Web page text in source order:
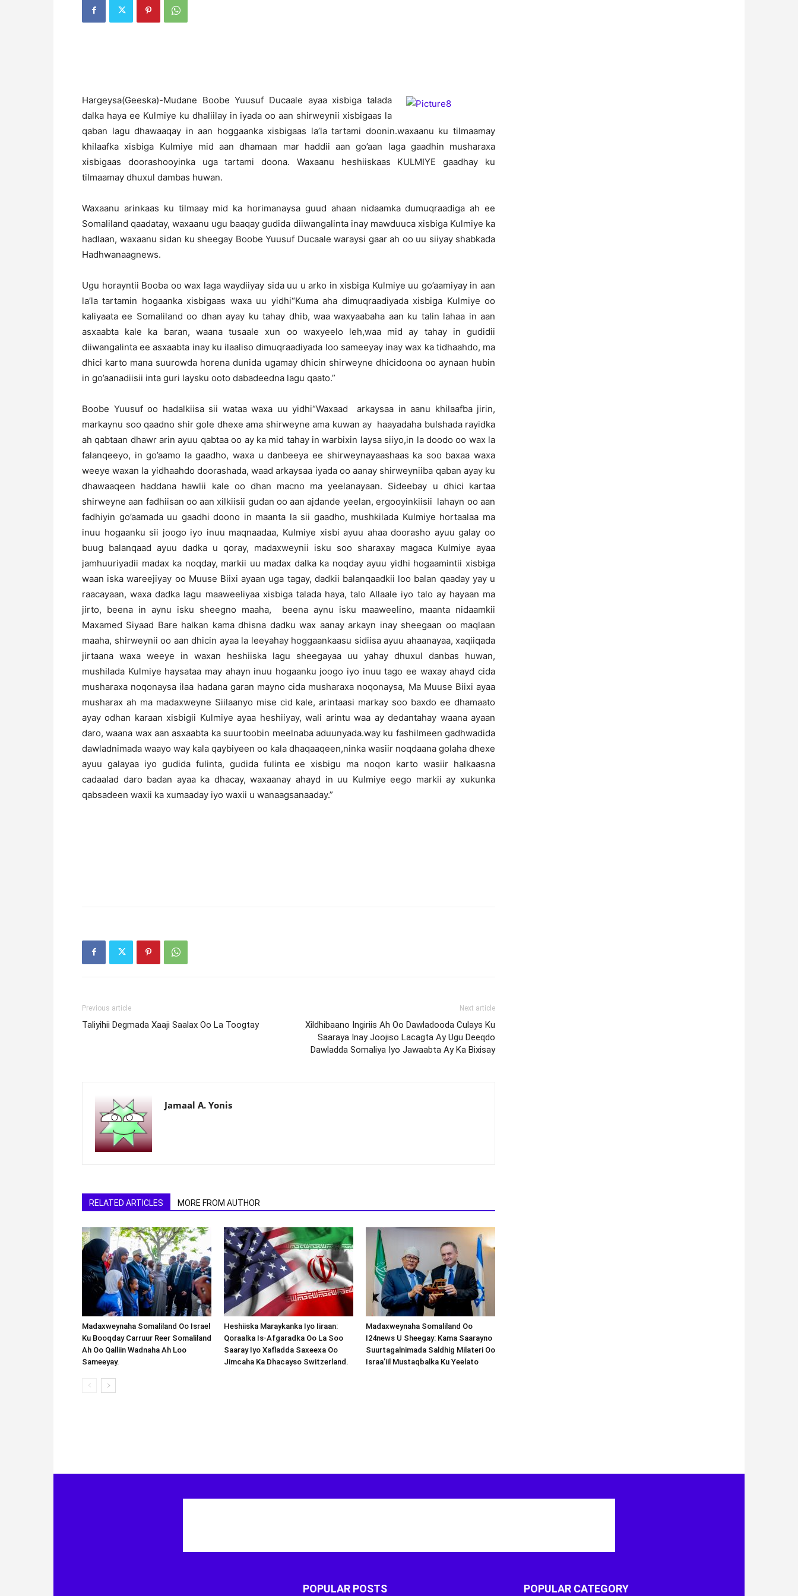
Hargeysa(Geeska)-Mudane Boobe Yuusuf Ducaale ayaa xisbiga talada
dalka haya ee Kulmiye ku dhaliilay in iyada oo aan shirweynii xisbigaas la
qaban lagu dhawaaqay in aan hoggaanka xisbigaas la’la tartami doonin.waxaanu ku tilmaamay
khilaafka xisbiga Kulmiye mid aan dhamaan mar haddii aan go’aan laga gaadhin musharaxa
xisbigaas doorashooyinka uga tartami doona. Waxaanu heshiiskaas KULMIYE gaadhay ku
tilmaamay dhuxul dambas huwan.
Waxaanu arinkaas ku tilmaay mid ka horimanaysa guud ahaan nidaamka dumuqraadiga ah ee
Somaliland qaadatay, waxaanu ugu baaqay gudida diiwangalinta inay mawduuca xisbiga Kulmiye ka
hadlaan, waxaanu sidan ku sheegay Boobe Yuusuf Ducaale waraysi gaar ah oo uu siiyay shabkada
Hadhwanaagnews.
Ugu horayntii Booba oo wax laga waydiiyay sida uu u arko in xisbiga Kulmiye uu go’aamiyay in aan
la’la tartamin hogaanka xisbigaas waxa uu yidhi“Kuma aha dimuqraadiyada xisbiga Kulmiye oo
kaliyaata ee Somaliland oo dhan ayay ku tahay dhib, waa waxyaabaha aan ku talin lahaa in aan
asxaabta kale ka baran, waana tusaale xun oo waxyeelo leh,waa mid ay tahay in gudidii
diiwangalinta ee asxaabta inay ku ilaaliso dimuqraadiyada loo sameeyay inay wax ka tidhaahdo, ma
dhici karto mana suurowda horena dunida ugamay dhicin shirweyne dhicidoona oo aynaan hubin
in go’aanadiisii inta guri laysku ooto dabadeedna lagu qaato.”
Boobe Yuusuf oo hadalkiisa sii wataa waxa uu yidhi“Waxaad arkaysaa in aanu khilaafba jirin,
markaynu soo qaadno shir gole dhexe ama shirweyne ama kuwan ay haayadaha bulshada rayidka
ah qabtaan dhawr arin ayuu qabtaa oo ay ka mid tahay in warbixin laysa siiyo,in la doodo oo wax la
falanqeeyo, in go’aamo la gaadho, waxa u danbeeya ee shirweynayaashaas ka soo baxaa waxa
weeye waxan la yidhaahdo doorashada, waad arkaysaa iyada oo aanay shirweyniiba qaban ayay ku
dhawaaqeen haddana hawlii kale oo dhan macno ma yeelanayaan. Sideebay u dhici kartaa
shirweyne aan fadhiisan oo aan xilkiisii gudan oo aan ajdande yeelan, ergooyinkiisii lahayn oo aan
fadhiyin go’aamada uu gaadhi doono in maanta la sii gaadho, mushkilada Kulmiye hortaalaa ma
inuu hogaanku sii joogo iyo inuu maqnaadaa, Kulmiye xisbi ayuu ahaa doorasho ayuu galay oo
buug balanqaad ayuu dadka u qoray, madaxweynii isku soo sharaxay magaca Kulmiye ayaa
jamhuuriyadii madax ka noqday, markii uu madax dalka ka noqday ayuu yidhi hogaamintii xisbiga
waan iska wareejiyay oo Muuse Biixi ayaan uga tagay, dadkii balanqaadkii loo balan qaaday yay u
raacayaan, waxa dadka lagu maaweeliyaa xisbiga talada haya, talo Allaale iyo talo ay hayaan ma
jirto, beena in aynu isku sheegno maaha, beena aynu isku maaweelino, maanta nidaamkii
Maxamed Siyaad Bare halkan kama dhisna dadku wax aanay arkayn inay sheegaan oo maqlaan
maaha, shirweynii oo aan dhicin ayaa la leeyahay hoggaankaasu sidiisa ayuu ahaanayaa, xaqiiqada
jirtaana waxa weeye in waxan heshiiska lagu sheegayaa uu yahay dhuxul danbas huwan,
mushilada Kulmiye haysataa may ahayn inuu hogaanku joogo iyo inuu tago ee waxay ahayd cida
musharaxa noqonaysa ilaa hadana garan mayno cida musharaxa noqonaysa, Ma Muuse Biixi ayaa
musharax ah ma madaxweyne Siilaanyo mise cid kale, arintaasi markay soo baxdo ee dhamaato
ayay odhan karaan xisbigii Kulmiye ayaa heshiiyay, wali arintu waa ay dedantahay waana ayaan
daro, waana wax aan asxaabta ka suurtoobin meelnaba aduunyada.way ku fashilmeen gadhwadida
dawladnimada waayo way kala qaybiyeen oo kala dhaqaaqeen,ninka wasiir noqdaana golaha dhexe
ayuu galayaa iyo gudida fulinta, gudida fulinta ee xisbigu ma noqon karto wasiir halkaasna
cadaalad daro badan ayaa ka dhacay, waxaanay ahayd in uu Kulmiye eego markii ay xukunka
qabsadeen waxii ka xumaaday iyo waxii u wanaagsanaaday.”
Previous article
Taliyihii Degmada Xaaji Saalax Oo La Toogtay
Next article
Xildhibaano Ingiriis Ah Oo Dawladooda Culays Ku
Saaraya Inay Joojiso Lacagta Ay Ugu Deeqdo
Dawladda Somaliya Iyo Jawaabta Ay Ka Bixisay
Jamaal A. Yonis
RELATED ARTICLES MORE FROM AUTHOR
Madaxweynaha Somaliland Oo Israel
Ku Booqday Carruur Reer Somaliland
Ah Oo Qalliin Wadnaha Ah Loo
Sameeyay.
Heshiiska Maraykanka Iyo Iiraan:
Qoraalka Is-Afgaradka Oo La Soo
Saaray Iyo Xafladda Saxeexa Oo
Jimcaha Ka Dhacayso Switzerland.
Madaxweynaha Somaliland Oo
I24news U Sheegay: Kama Saarayno
Suurtagalnimada Saldhig Milateri Oo
Israa’iil Mustaqbalka Ku Yeelato
POPULAR POSTS POPULAR CATEGORY